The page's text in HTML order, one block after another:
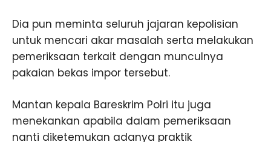
Dia pun meminta seluruh jajaran kepolisian
untuk mencari akar masalah serta melakukan
pemeriksaan terkait dengan munculnya
pakaian bekas impor tersebut.
Mantan kepala Bareskrim Polri itu juga
menekankan apabila dalam pemeriksaan
nanti diketemukan adanya praktik